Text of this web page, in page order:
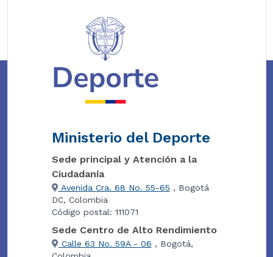
Ministerio del Deporte
Sede principal y Atención a la
Ciudadanía
Avenida Cra. 68 No. 55-65 , Bogotá
DC, Colombia
Código postal: 111071
Sede Centro de Alto Rendimiento
Calle 63 No. 59A - 06 , Bogotá,